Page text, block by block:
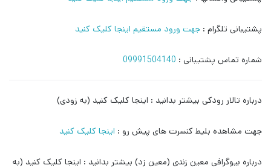
پشتیبانی تلگرام : جهت ورود مستقیم اینجا کلیک کنید
شماره تماس پشتیبانی : 09991504140
درباره تالار رودکی بیشتر بدانید : اینجا کلیک کنید (به زودی)
جهت مشاهده بلیط کنسرت های پیش رو : اینجا کلیک کنید
درباره بیوگرافی معین زندی (معین زد) بیشتر بدانید : اینجا کلیک کنید (به